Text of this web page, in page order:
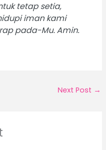
tetap setia,
iman kami
pada-Mu. Amin.
Next Post →